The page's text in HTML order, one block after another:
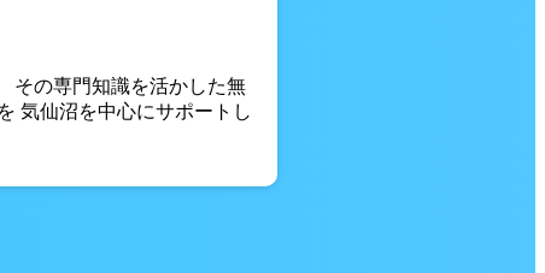
その専門知識を活かした無
気仙沼を中心にサポートし